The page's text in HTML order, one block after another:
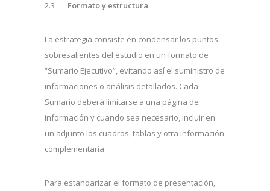
2.3 Formato y estructura
La estrategia consiste en condensar los puntos
sobresalientes del estudio en un formato de
“Sumario Ejecutivo”, evitando así el suministro de
informaciones o análisis detallados. Cada
Sumario deberá limitarse a una página de
información y cuando sea necesario, incluir en
un adjunto los cuadros, tablas y otra información
complementaria.
Para estandarizar el formato de presentación,